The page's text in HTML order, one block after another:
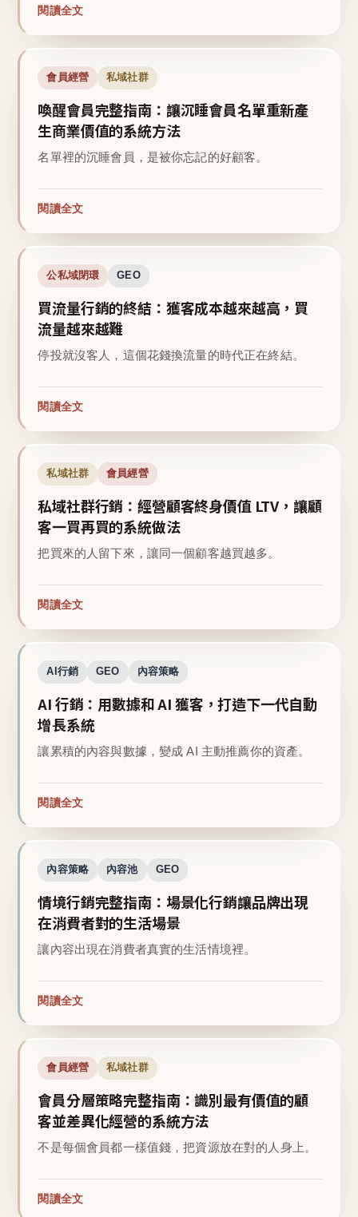
閱讀全文
會員經營 私域社群
喚醒會員完整指南：讓沉睡會員名單重新產
生商業價值的系統方法
名單裡的沉睡會員，是被你忘記的好顧客。
閱讀全文
公私域閉環 GEO
買流量行銷的終結：獲客成本越來越高，買
流量越來越難
停投就沒客人，這個花錢換流量的時代正在終結。
閱讀全文
私域社群 會員經營
私域社群行銷：經營顧客終身價值 LTV，讓顧
客一買再買的系統做法
把買來的人留下來，讓同一個顧客越買越多。
閱讀全文
AI行銷 GEO 內容策略
AI 行銷：用數據和 AI 獲客，打造下一代自動
增長系統
讓累積的內容與數據，變成 AI 主動推薦你的資產。
閱讀全文
內容策略 內容池 GEO
情境行銷完整指南：場景化行銷讓品牌出現
在消費者對的生活場景
讓內容出現在消費者真實的生活情境裡。
閱讀全文
會員經營 私域社群
會員分層策略完整指南：識別最有價值的顧
客並差異化經營的系統方法
不是每個會員都一樣值錢，把資源放在對的人身上。
閱讀全文